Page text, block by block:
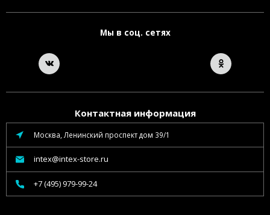
Мы в соц. сетях
Контактная информация
Москва, Ленинский проспект дом 39/1
intex@intex-store.ru
+7 (495) 979-99-24